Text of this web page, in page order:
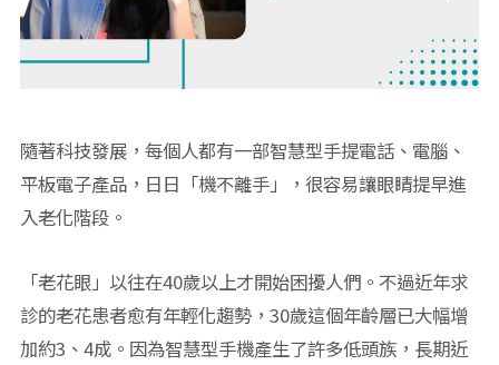
隨著科技發展，每個人都有一部智慧型手提電話、電腦、
平板電子產品，日日「機不離手」，很容易讓眼睛提早進
入老化階段。
「老花眼」以往在40歲以上才開始困擾人們。不過近年求
診的老花患者愈有年輕化趨勢，30歲這個年齡層已大幅增
加約3、4成。因為智慧型手機產生了許多低頭族，長期近